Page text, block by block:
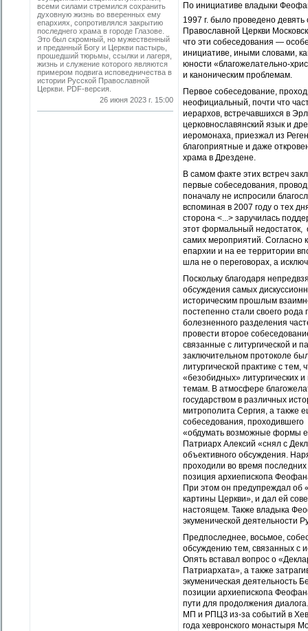
всеми силами стремился сохранить
духовную жизнь во вверенных ему
епархиях, сопротивлялся закрытию
последнего храма в городе Глазове.
Это был скромный, но мужественный
и преданный Богу и Церкви пастырь,
прошедший тюрьмы, ссылки и лагеря,
жизнь и служение которого являются
примером подвига исповедничества в
истории Русской Православной
Церкви. PDF-версия.
26 июня 2023 г. 15:00
По инициативе владыки
1997 г. было проведено девять
Православной Церкви
что эти собеседования —
инициативе, иными словами,
юности «благожелательно-
и каноническим проблемам.
Первое собеседование,
неофициальный, почти что
иерархов, встречавшихся в
церковнославянский язык и
иеромонаха, приезжал из
благоприятные и даже
храма в Дрездене.
В самом факте этих встреч
первые собеседования,
поначалу не испросили
вспоминая в 2007 году о тех
сторона <...> заручилась
этот формальный недостаток,
самих мероприятий. Согласно
епархии и на ее территории
шла не о переговорах, а
Поскольку благодаря
обсуждения самых
историческим прошлым
постепенно стали своего рода
болезненного разделения
провести второе
связанные с литургической и
заключительном протоколе
литургической практике с
«безобидных» литургических
темам. В атмосфере
государством в различных
митрополита Сергия, а также
собеседования,
«обдумать возможные формы
Патриарх Алексий «снял с
объективного обсуждения.
проходили во время
позиция архиепископа
При этом он предупреждал об
картины Церкви», и дал ей
настоящем. Также владыка
экуменической деятельности
Предпоследнее, восьмое,
обсуждению тем, связанных с
Опять вставал вопрос о
Патриархата», а также
экуменическая деятельность
позиции архиепископа
пути для продолжения
МП и РПЦЗ из-за событий в
года хевронского монастыря